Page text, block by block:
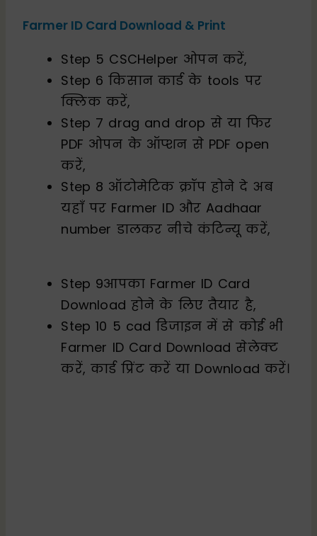
Farmer ID Card Download & Print
Step 5 CSCHelper ओपन करें,
Step 6 किसान कार्ड के tools पर
क्लिक करें,
Step 7 drag and drop से या फिर
PDF ओपन के ऑप्शन से PDF open
करें,
Step 8 ऑटोमेटिक क्रॉप होने दे अब
यहाँ पर Farmer ID और Aadhaar
number डालकर नीचे कंटिन्यू करें,
Step 9आपका Farmer ID Card
Download होने के लिए तैयार है,
Step 10 5 cad डिजाइन में से कोई भी
Farmer ID Card Download सेलेक्ट
करें, कार्ड प्रिंट करें या Download करें।